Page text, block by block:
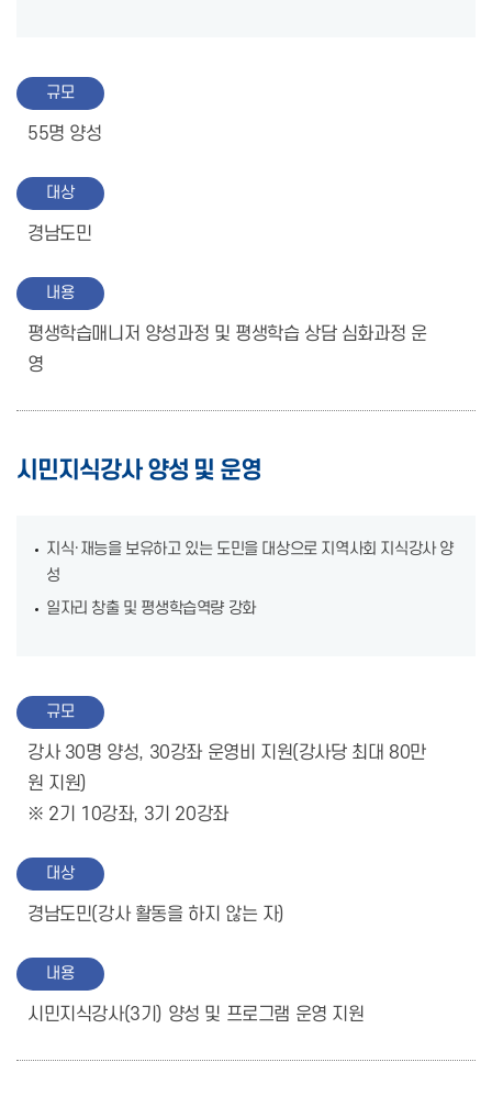
규모
55명 양성
대상
경남도민
내용
평생학습매니저 양성과정 및 평생학습 상담 심화과정 운
영
시민지식강사 양성 및 운영
지식·재능을 보유하고 있는 도민을 대상으로 지역사회 지식강사 양
성
일자리 창출 및 평생학습역량 강화
규모
강사 30명 양성, 30강좌 운영비 지원(강사당 최대 80만
원 지원)
※ 2기 10강좌, 3기 20강좌
대상
경남도민(강사 활동을 하지 않는 자)
내용
시민지식강사(3기) 양성 및 프로그램 운영 지원